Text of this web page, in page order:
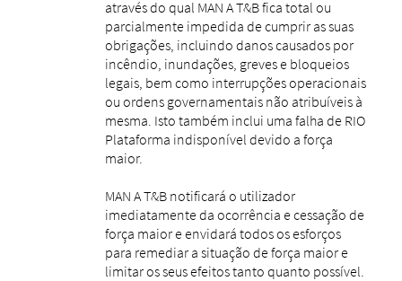
através do qual MAN A T&B fica total ou
parcialmente impedida de cumprir as suas
obrigações, incluindo danos causados ​​por
incêndio, inundações, greves e bloqueios
legais, bem como interrupções operacionais
ou ordens governamentais não atribuíveis à
mesma. Isto também inclui uma falha de RIO
Plataforma indisponível devido a força
maior.
MAN A T&B notificará o utilizador
imediatamente da ocorrência e cessação de
força maior e envidará todos os esforços
para remediar a situação de força maior e
limitar os seus efeitos tanto quanto possível.